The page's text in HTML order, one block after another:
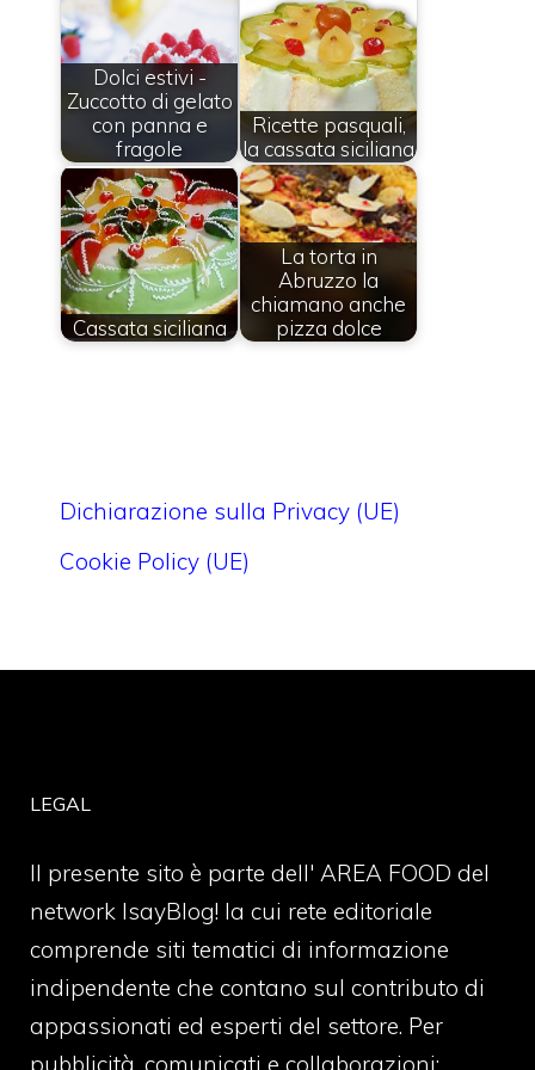
Dolci estivi -
Zuccotto di gelato
con panna e
fragole
Ricette pasquali,
la cassata siciliana
Cassata siciliana
La torta in
Abruzzo la
chiamano anche
pizza dolce
Dichiarazione sulla Privacy (UE)
Cookie Policy (UE)
LEGAL
Il presente sito è parte dell' AREA FOOD del
network IsayBlog! la cui rete editoriale
comprende siti tematici di informazione
indipendente che contano sul contributo di
appassionati ed esperti del settore. Per
pubblicità, comunicati e collaborazioni: